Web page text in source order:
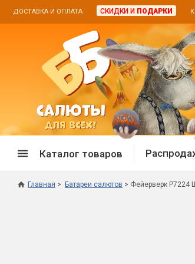
ДОСТАВКА И ОПЛАТА СКИДКИ И ПОДАРКИ
Каталог товаров
Главная Батареи салютов Фейерверк Р7224